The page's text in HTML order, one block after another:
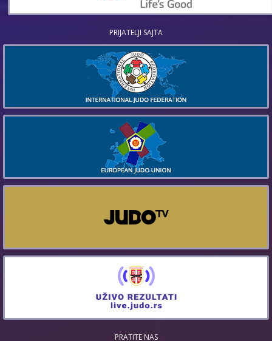
PRIJATELJI SAJTA
PRATITE NAS